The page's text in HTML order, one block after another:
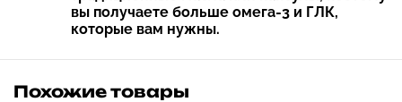
вы получаете больше омега-3 и ГЛК,
которые вам нужны.
Похожие товары